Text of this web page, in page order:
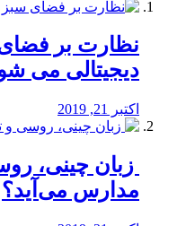
نظارت بر
دیجیتالی می
اکتبر 21, 2019
زبان چینی،
مدارس می‌آید؟